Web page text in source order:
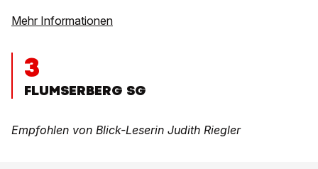
Mehr Informationen
3
FLUMSERBERG SG
Empfohlen von Blick-Leserin Judith Riegler